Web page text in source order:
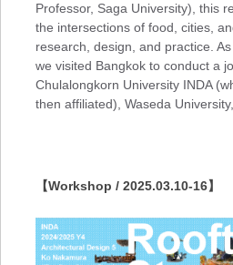
Professor, Saga University), this
the intersections of food, cities,
research, design, and practice.
we visited Bangkok to conduct a
Chulalongkorn University INDA
then affiliated), Waseda
【Workshop / 2025.03.10-16】